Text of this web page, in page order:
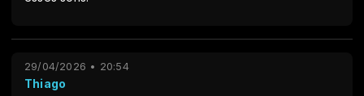
Thiago
29/04/2026 • 20:54